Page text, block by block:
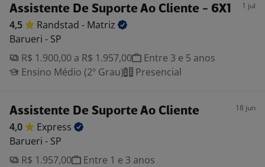
Assistente De Suporte Ao Cliente - 6X1 1 jul
4,5 Randstad - Matriz
Barueri - SP
R$ 1.900,00 a R$ 1.957,00
Entre 3 e 5 anos
Ensino Médio (2º Grau)
Presencial
Assistente De Suporte Ao Cliente 18 jun
4,0
Express
Barueri - SP
R$ 1.957,00
Entre 1 e 3 anos